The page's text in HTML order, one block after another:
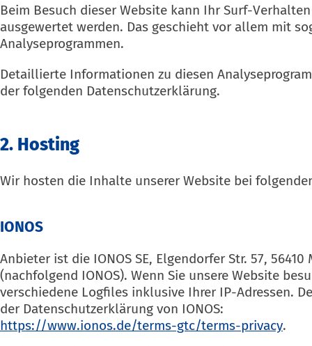
Beim Besuch dieser Website kann Ihr Surf-
ausgewertet werden. Das geschieht vor allem mit
Analyseprogrammen.
Detaillierte Informationen zu diesen
der folgenden Datenschutzerklärung.
2. Hosting
Wir hosten die Inhalte unserer Website bei
IONOS
Anbieter ist die IONOS SE, Elgendorfer Str. 57, 56410
(nachfolgend IONOS). Wenn Sie unsere Website
verschiedene Logfiles inklusive Ihrer IP-Adressen.
der Datenschutzerklärung von IONOS:
https://www.ionos.de/terms-gtc/terms-privacy.